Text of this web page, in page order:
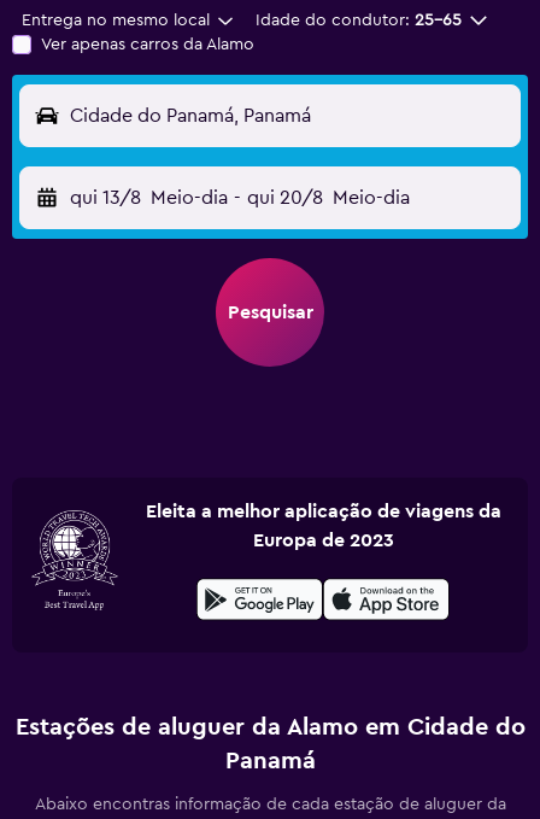
Entrega no mesmo local Idade do condutor: 25-65
Ver apenas carros da Alamo
Cidade do Panamá, Panamá
qui 13/8 Meio-dia - qui 20/8 Meio-dia
Pesquisar
Eleita a melhor aplicação de viagens da
Europa de 2023
Estações de aluguer da Alamo em Cidade do
Panamá
Abaixo encontras informação de cada estação de aluguer da